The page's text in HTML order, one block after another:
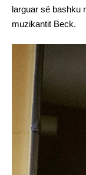
larguar së bashku
muzikantit Beck.